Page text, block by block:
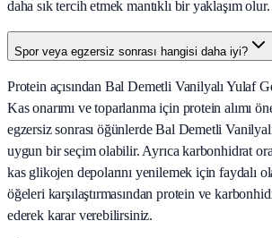
daha sık tercih etmek mantıklı bir yaklaşım olur.
Spor veya egzersiz sonrası hangisi daha iyi?
Protein açısından Bal Demetli Vanilyalı Yulaf
Kas onarımı ve toparlanma için protein alımı
egzersiz sonrası öğünlerde Bal Demetli
uygun bir seçim olabilir. Ayrıca karbonhidrat
kas glikojen depolarını yenilemek için faydalı
öğeleri karşılaştırmasından protein ve
ederek karar verebilirsiniz.